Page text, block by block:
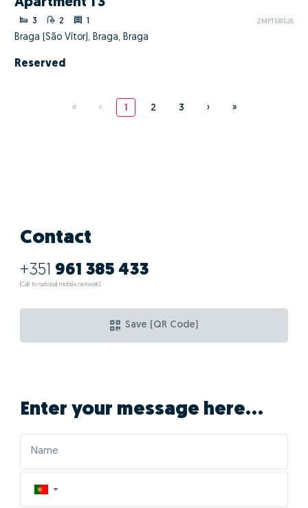
3 2 1 ZMPT581526
Braga (São Vítor), Braga, Braga
Reserved
« ‹ 1 2 3 › »
Contact
+351 961 385 433
(Call to national mobile network)
Save (QR Code)
Enter your message here...
▼